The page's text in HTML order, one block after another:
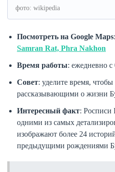
фото: wikipedia
Посмотреть на Google Maps:
Samran Rat, Phra Nakhon
Время работы: ежедневно с
Совет: уделите время,
рассказывающими о жизни
Интересный факт: Росписи
одними из самых
изображают более 24
предыдущими рождениями